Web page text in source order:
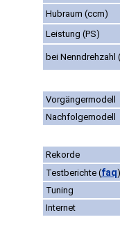
Hubraum (ccm)
Leistung (PS)
bei Nenndrehzahl
Vorgängermodell
Nachfolgemodell
Rekorde
Testberichte (faq)
Tuning
Internet